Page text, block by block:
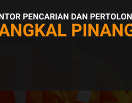
1338 / 910 0389 | 24 jam